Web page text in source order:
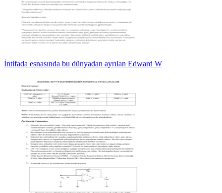
İntifada esnasında bu dünyadan ayrılan Edward W